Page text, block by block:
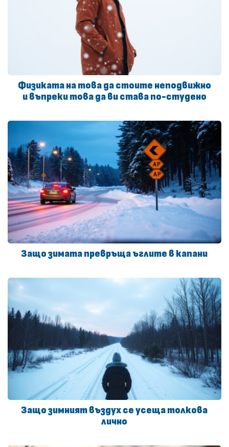
Физиката на това да стоите неподвижно
и въпреки това да ви става по-студено
Защо зимата превръща ъглите в капани
Защо зимният въздух се усеща толкова
лично